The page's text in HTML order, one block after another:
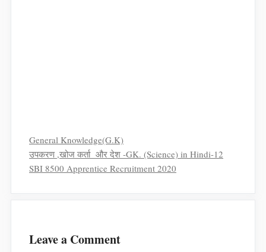
Categories
General Knowledge(G.K)
उपकरण ,खोज कर्ता और देश -GK. (Science) in Hindi-12
SBI 8500 Apprentice Recruitment 2020
Leave a Comment